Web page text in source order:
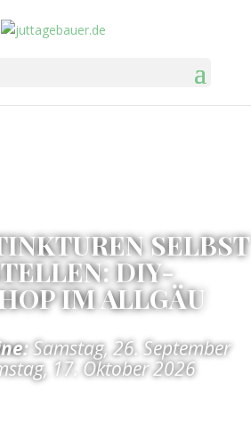
SELBST
DIY-
IM ALLGÄU
Samstag, 26. September
17. Oktober 2026